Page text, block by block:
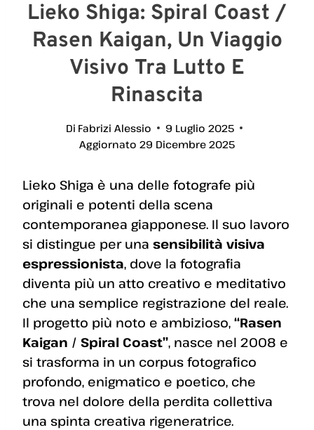
Lieko Shiga: Spiral Coast /
Rasen Kaigan, Un Viaggio
Visivo Tra Lutto E
Rinascita
Di Fabrizi Alessio
9 Luglio 2025
Aggiornato 29 Dicembre 2025
Lieko Shiga è una delle fotografe più
originali e potenti della scena
contemporanea giapponese. Il suo lavoro
si distingue per una sensibilità visiva
espressionista, dove la fotografia
diventa più un atto creativo e meditativo
che una semplice registrazione del reale.
Il progetto più noto e ambizioso, “Rasen
Kaigan / Spiral Coast”, nasce nel 2008 e
si trasforma in un corpus fotografico
profondo, enigmatico e poetico, che
trova nel dolore della perdita collettiva
una spinta creativa rigeneratrice.